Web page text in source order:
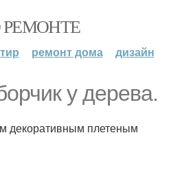
РЕМОНТЕ
ремонт дома дизайн
у дерева.
декоративным плетеным